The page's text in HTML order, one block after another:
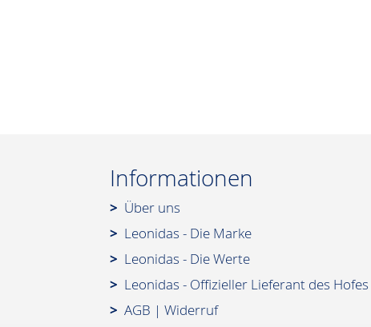
Informationen
Über uns
Leonidas - Die Marke
Leonidas - Die Werte
Leonidas - Offizieller Lieferant des Hofes
AGB | Widerruf